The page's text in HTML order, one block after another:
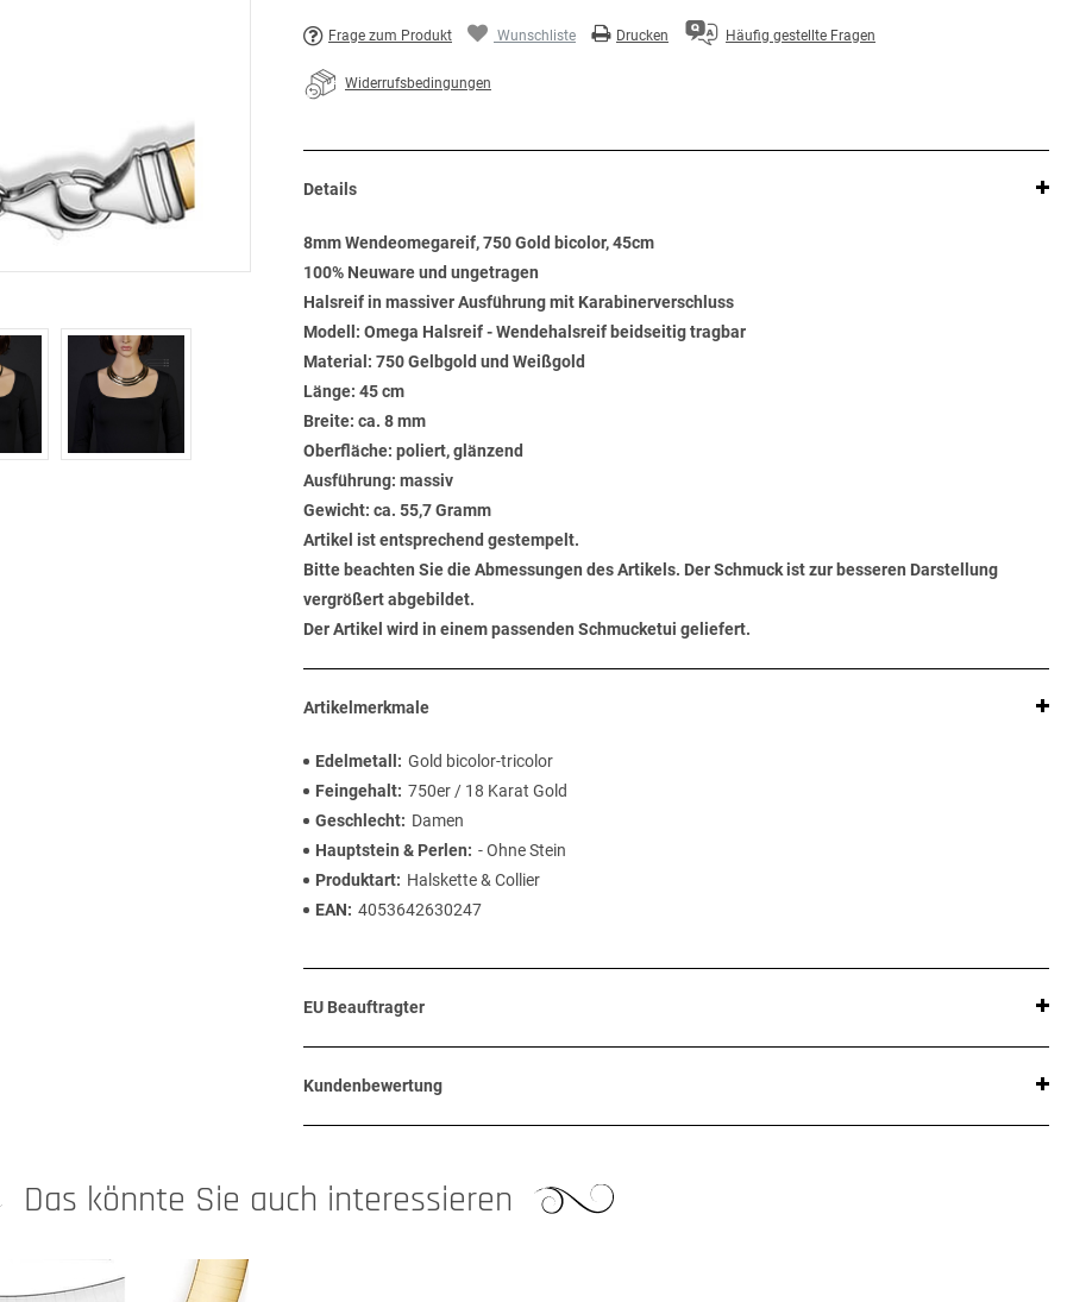
Frage zum Produkt Wunschliste Drucken Häufig gestellte Fragen
Widerrufsbedingungen
Details
8mm Wendeomegareif, 750 Gold bicolor, 45cm
100% Neuware und ungetragen
Halsreif in massiver Ausführung mit Karabinerverschluss
Modell: Omega Halsreif - Wendehalsreif beidseitig tragbar
Material: 750 Gelbgold und Weißgold
Länge: 45 cm
Breite: ca. 8 mm
Oberfläche: poliert, glänzend
Ausführung: massiv
Gewicht: ca. 55,7 Gramm
Artikel ist entsprechend gestempelt.
Bitte beachten Sie die Abmessungen des Artikels. Der Schmuck ist zur besseren Darstellung
vergrößert abgebildet.
Der Artikel wird in einem passenden Schmucketui geliefert.
Artikelmerkmale
Edelmetall
Gold bicolor-tricolor
Feingehalt 750er / 18 Karat Gold
Geschlecht
Damen
Hauptstein & Perlen
- Ohne Stein
Produktart
Halskette & Collier
EAN
4053642630247
EU Beauftragter
Kundenbewertung
Das könnte Sie auch interessieren